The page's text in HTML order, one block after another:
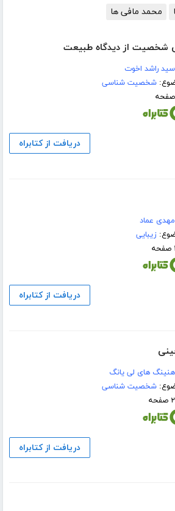
محمد مافی ها
شخصیت از دیدگاه طبیعت
سید راشد اخوت
شخصیت شناسی
دریافت از کتابراه
مهدی عماد
زیبایی
دریافت از کتابراه
هنینگ های لی یانگ
شخصیت شناسی
دریافت از کتابراه